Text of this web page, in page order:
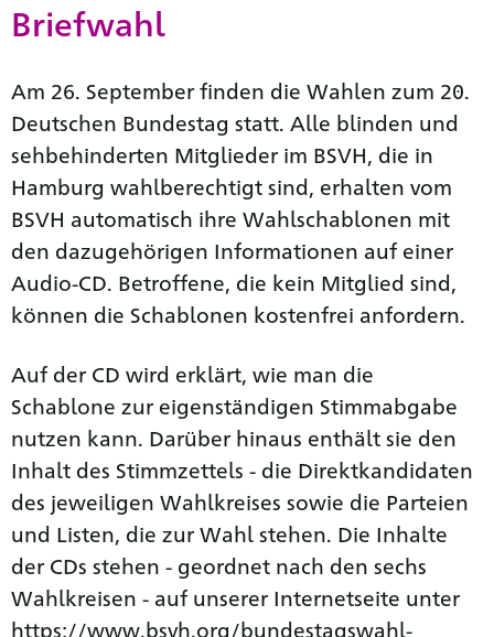
Briefwahl
Am 26. September finden die Wahlen zum 20.
Deutschen Bundestag statt. Alle blinden und
sehbehinderten Mitglieder im BSVH, die in
Hamburg wahlberechtigt sind, erhalten vom
BSVH automatisch ihre Wahlschablonen mit
den dazugehörigen Informationen auf einer
Audio-CD. Betroffene, die kein Mitglied sind,
können die Schablonen kostenfrei anfordern.
Auf der CD wird erklärt, wie man die
Schablone zur eigenständigen Stimmabgabe
nutzen kann. Darüber hinaus enthält sie den
Inhalt des Stimmzettels - die Direktkandidaten
des jeweiligen Wahlkreises sowie die Parteien
und Listen, die zur Wahl stehen. Die Inhalte
der CDs stehen - geordnet nach den sechs
Wahlkreisen - auf unserer Internetseite unter
https://www.bsvh.org/bundestagswahl-